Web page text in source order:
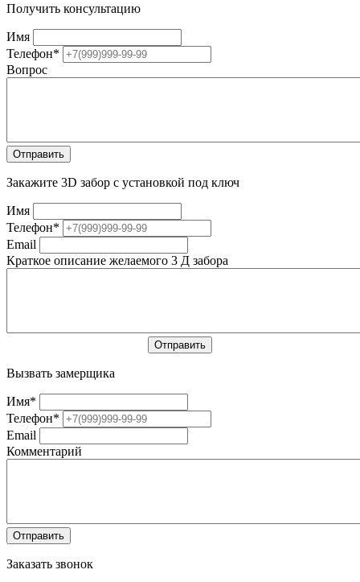
Получить консультацию
Имя
Телефон*
Вопрос
Закажите 3D забор с установкой под ключ
Имя
Телефон*
Email
Краткое описание желаемого 3 Д забора
Вызвать замерщика
Имя*
Телефон*
Email
Комментарий
Заказать звонок